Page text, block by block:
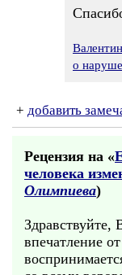
о
+ добавить
Рецензия на «
человека
Олимпиева)
Здравствуйте,
впечатление